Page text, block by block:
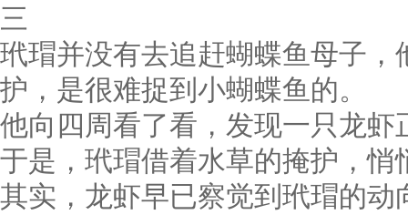
三
玳瑁并没有去追赶蝴蝶鱼母子
护，是很难捉到小蝴蝶鱼的。
他向四周看了看，发现一只龙
于是，玳瑁借着水草的掩护，悄
其实，龙虾早已察觉到玳瑁的